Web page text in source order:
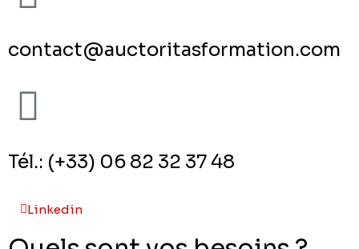
contact@auctoritasformation.com
Tél.: (+33) 06 82 32 37 48
Linkedin